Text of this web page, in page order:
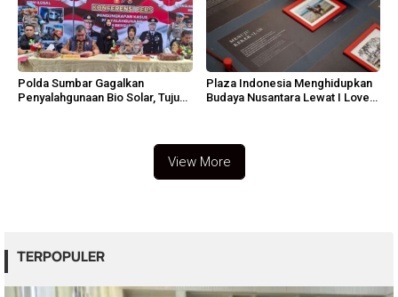
Polda Sumbar Gagalkan
Penyalahgunaan Bio Solar, Tujuh
Plaza Indonesia Menghidupkan
Budaya Nusantara Lewat I Love
View More
TERPOPULER